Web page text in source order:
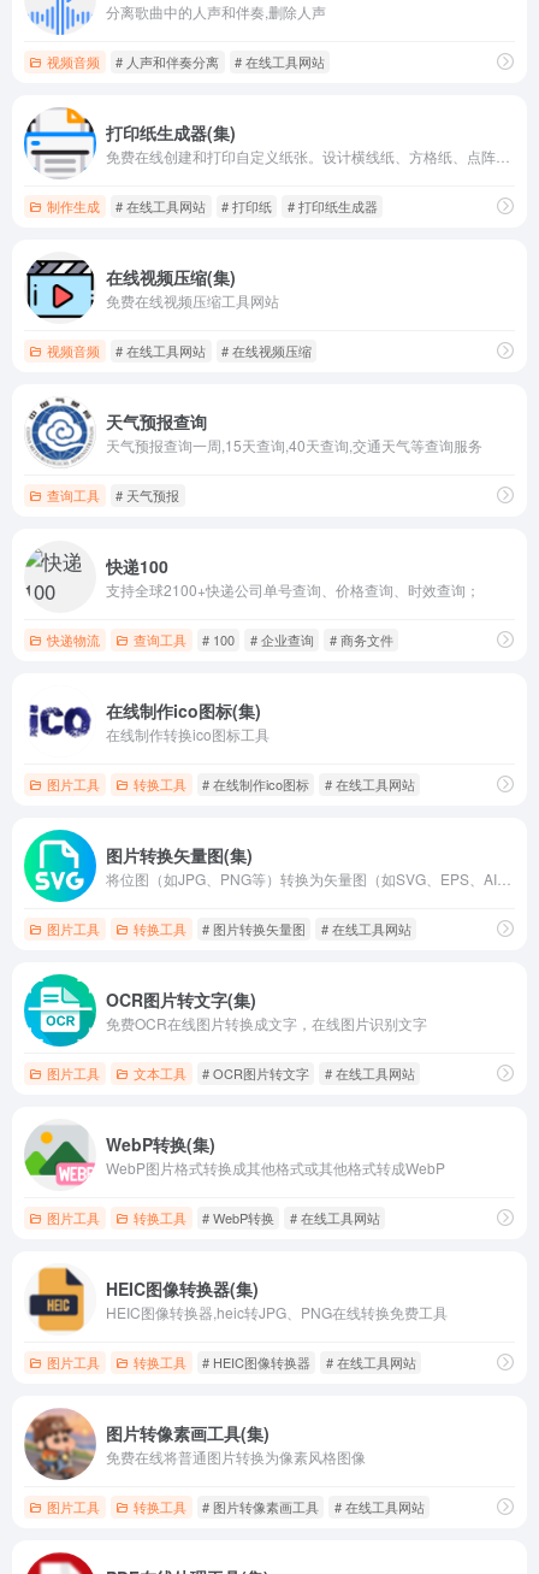
分离歌曲中的人声和伴奏,删除人声
视频音频 # 人声和伴奏分离 # 在线工具网站
打印纸生成器(集)
制作生成 # 在线工具网站 # 打印纸 # 打印纸生成器
在线视频压缩(集)
免费在线视频压缩工具网站
视频音频 # 在线工具网站 # 在线视频压缩
天气预报查询
天气预报查询一周,15天查询,40天查询,交通天气等查询服务
查询工具 # 天气预报
快递100
支持全球2100+快递公司单号查询、价格查询、时效查询；
快递物流 查询工具 # 100 # 企业查询 # 商务文件
在线制作ico图标(集)
在线制作转换ico图标工具
图片工具 转换工具 # 在线制作ico图标 # 在线工具网站
图片转换矢量图(集)
图片工具 转换工具 # 图片转换矢量图 # 在线工具网站
OCR图片转文字(集)
免费OCR在线图片转换成文字，在线图片识别文字
图片工具 文本工具 # OCR图片转文字 # 在线工具网站
WebP转换(集)
WebP图片格式转换成其他格式或其他格式转成WebP
图片工具 转换工具 # WebP转换 # 在线工具网站
HEIC图像转换器(集)
HEIC图像转换器,heic转JPG、PNG在线转换免费工具
图片工具 转换工具 # HEIC图像转换器 # 在线工具网站
图片转像素画工具(集)
免费在线将普通图片转换为像素风格图像
图片工具 转换工具 # 图片转像素画工具 # 在线工具网站